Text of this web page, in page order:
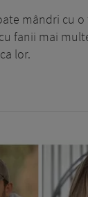
mândri cu
fanii mai
lor.